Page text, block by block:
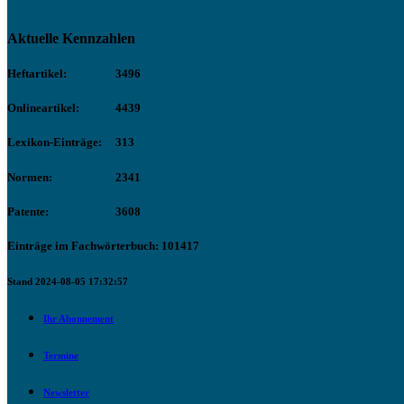
Aktuelle Kennzahlen
Heftartikel: 3496
Onlineartikel: 4439
Lexikon-Einträge: 313
Normen: 2341
Patente: 3608
Einträge im Fachwörterbuch: 101417
Stand 2024-08-05 17:32:57
Ihr Abonnement
Termine
Newsletter